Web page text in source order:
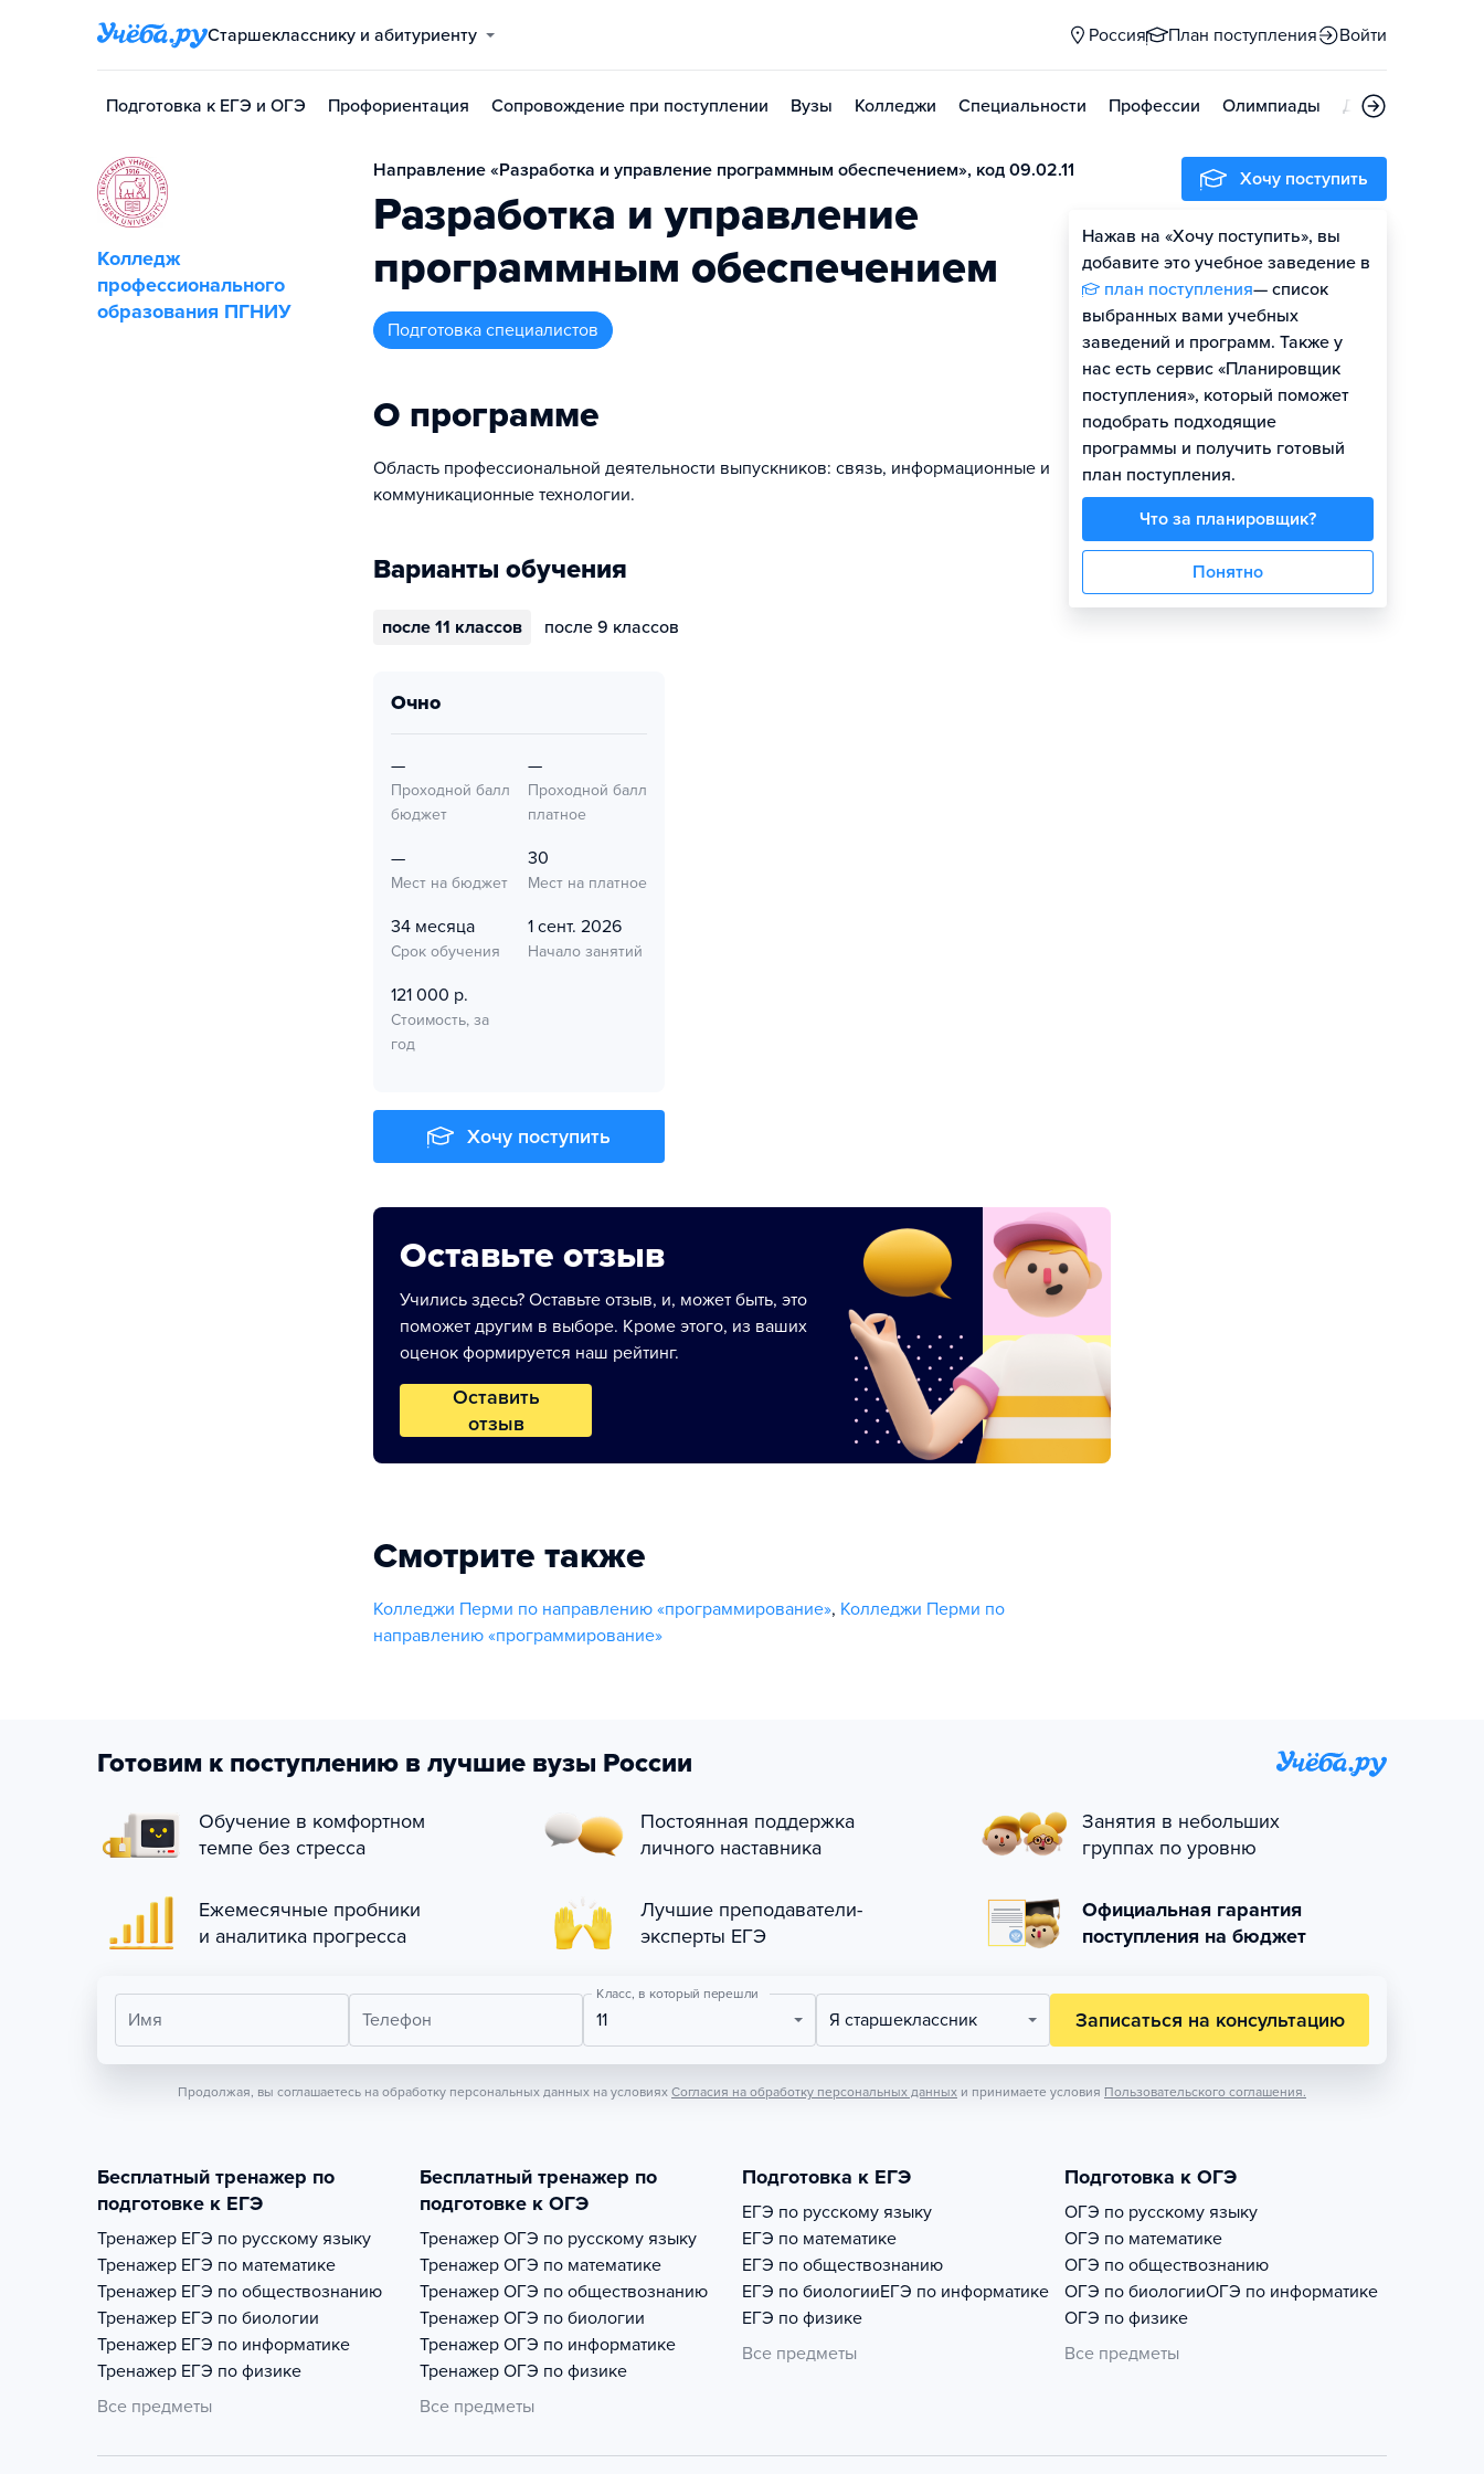
Старшекласснику и абитуриенту Россия План поступления Войти
Подготовка к ЕГЭ и ОГЭ Профориентация Сопровождение при поступлении Вузы Колледжи Специальности Профессии Олимпиады Дни открытых
Колледж
профессионального
образования ПГНИУ
Направление «Разработка и управление программным обеспечением», код 09.02.11
Разработка и управление
программным обеспечением
подготовка специалистов
О программе
Область профессиональной деятельности выпускников: связь, информационные и
коммуникационные технологии.
Варианты обучения
после 11 классов после 9 классов
очно
—
Проходной балл
бюджет
—
Проходной балл
платное
—
Мест на бюджет
30
Мест на платное
34 месяца
Срок обучения
1 сент. 2026
Начало занятий
121 000 р.
Стоимость, за
год
Хочу поступить
Оставьте отзыв
Учились здесь? Оставьте отзыв, и, может быть, это
поможет другим в выборе. Кроме этого, из ваших
оценок формируется наш рейтинг.
Оставить
отзыв
Смотрите также
Колледжи Перми по направлению «программирование», Колледжи Перми по
направлению «программирование»
Хочу поступить
Нажав на «Хочу поступить», вы
добавите это учебное заведение в
план поступления— список
выбранных вами учебных
заведений и программ. Также у
нас есть сервис «Планировщик
поступления», который поможет
подобрать подходящие
программы и получить готовый
план поступления.
Что за планировщик?
Понятно
Готовим к поступлению в лучшие вузы России
Обучение в комфортном
темпе без стресса
Постоянная поддержка
личного наставника
Занятия в небольших
группах по уровню
Ежемесячные пробники
и аналитика прогресса
Лучшие преподаватели-
эксперты ЕГЭ
Официальная гарантия
поступления на бюджет
Имя Телефон
Класс, в который перешли
11 Я старшеклассник Записаться на консультацию
Продолжая, вы соглашаетесь на обработку персональных данных на условиях Согласия на обработку персональных данных и принимаете условия Пользовательского соглашения.
Бесплатный тренажер по
подготовке к ЕГЭ
Тренажер ЕГЭ по русскому языку
Тренажер ЕГЭ по математике
Тренажер ЕГЭ по обществознанию
Тренажер ЕГЭ по биологии
Тренажер ЕГЭ по информатике
Тренажер ЕГЭ по физике
Все предметы
Бесплатный тренажер по
подготовке к ОГЭ
Тренажер ОГЭ по русскому языку
Тренажер ОГЭ по математике
Тренажер ОГЭ по обществознанию
Тренажер ОГЭ по биологии
Тренажер ОГЭ по информатике
Тренажер ОГЭ по физике
Все предметы
Подготовка к ЕГЭ
ЕГЭ по русскому языку
ЕГЭ по математике
ЕГЭ по обществознанию
ЕГЭ по биологииЕГЭ по информатике
ЕГЭ по физике
Все предметы
Подготовка к ОГЭ
ОГЭ по русскому языку
ОГЭ по математике
ОГЭ по обществознанию
ОГЭ по биологииОГЭ по информатике
ОГЭ по физике
Все предметы